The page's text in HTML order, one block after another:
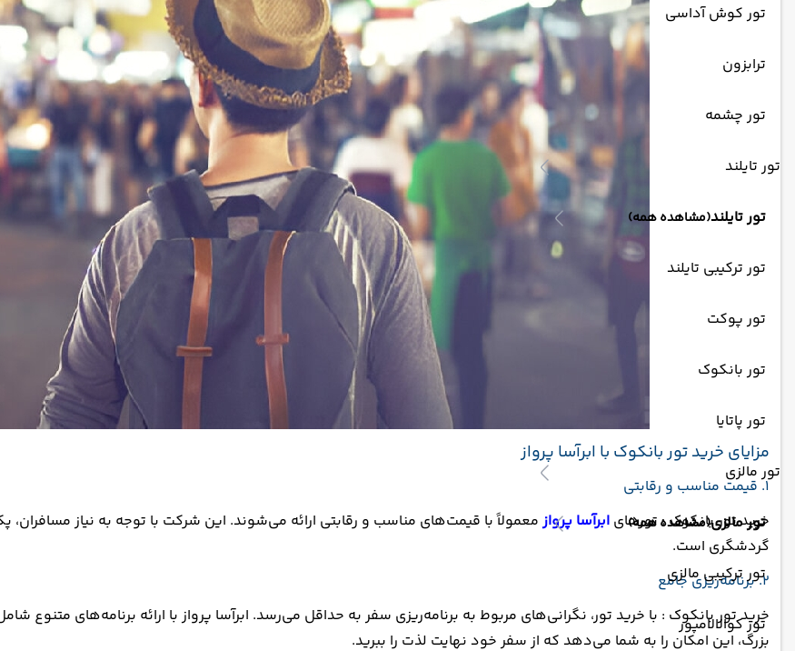
تور کوش آداسی
ترابزون
تور چشمه
تور تایلند
تور تایلند(مشاهده همه)
تور ترکیبی تایلند
تور پوکت
تور بانکوک
تور پاتایا
تور مالزی
تور مالزی(مشاهده همه)
تور ترکیبی مالزی
تور کوالالامپور
مزایای خرید تور بانکوک با ابرآسا پرواز
1. قیمت مناسب و رقابتی
خرید تور بانکوک : تورهای ابرآسا پروازمعمولاً با قیمت‌های مناسب و رقابتی ارائه می‌شوند. این شرکت با توجه به نیاز
گردشگری است.
2. برنامه‌ریزی جامع
خرید تور بانکوک : با خرید تور، نگرانی‌های مربوط به برنامه‌ریزی سفر به حداقل می‌رسد. ابرآسا پرواز با ارائه برنامه‌های متنوع
بزرگ، این امکان را به شما می‌دهد که از سفر خود نهایت لذت را ببرید.